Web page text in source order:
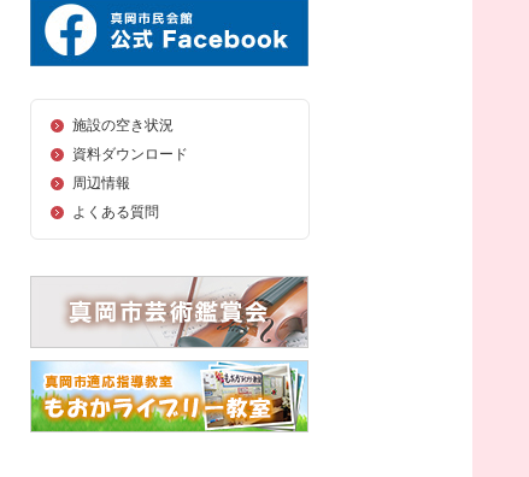
施設の空き状況
資料ダウンロード
周辺情報
よくある質問